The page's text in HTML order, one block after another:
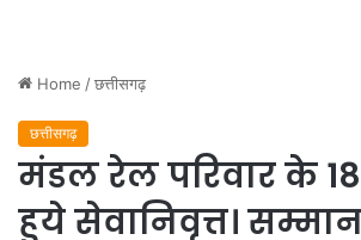
Home /छत्तीसगढ़
छत्तीसगढ़
मंडल रेल परिवार के
हुये सेवानिवृत्त।